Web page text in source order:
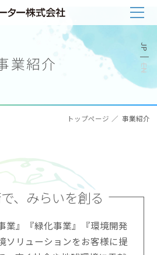
業紹介
トップページ 事業紹介
、みらいを創る
業』『緑化事業』『環境開発
ソリューションをお客様に提